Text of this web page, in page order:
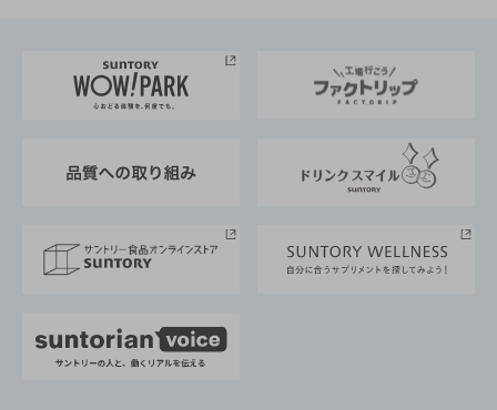
地域情報
サントリーサンバーズ大阪
サントリーが考えるサステナビリティ経営
企業概要
採用情報